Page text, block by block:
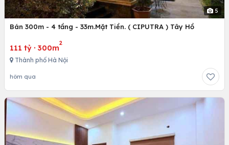
5
Bán 300m - 4 tầng - 33m.Mặt Tiền. ( CIPUTRA ) Tây Hồ
111 tỷ · 300m
2
Thành phố Hà Nội
hôm qua